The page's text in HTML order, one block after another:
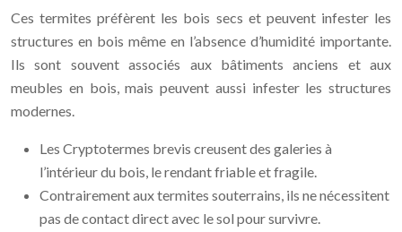
Ces termites préfèrent les bois secs et peuvent infester les
structures en bois même en l’absence d’humidité importante.
Ils sont souvent associés aux bâtiments anciens et aux
meubles en bois, mais peuvent aussi infester les structures
modernes.
Les Cryptotermes brevis creusent des galeries à
l’intérieur du bois, le rendant friable et fragile.
Contrairement aux termites souterrains, ils ne nécessitent
pas de contact direct avec le sol pour survivre.